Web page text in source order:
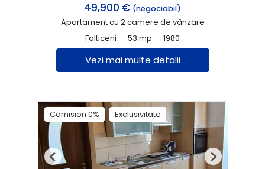
49,900 € (negociabil)
Apartament cu 2 camere de vânzare
Falticeni
53 mp 1980
Vezi mai multe detalii
Comision 0% Exclusivitate
Previous Next